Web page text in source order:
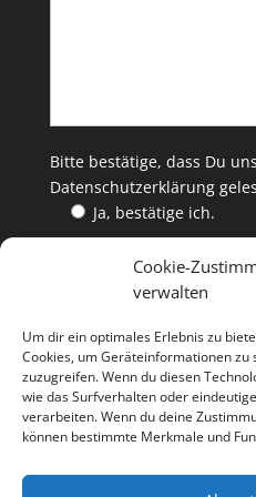
Cookie-
verwalten
Um dir ein optimales Erlebnis zu
Cookies, um Geräteinformationen
zuzugreifen. Wenn du diesen
wie das Surfverhalten oder
verarbeiten. Wenn du deine
können bestimmte Merkmale und
Bitte bestätige, dass Du
Datenschutzerklärung
Ja, bestätige ich.
Die ETHOS Edition Weine
Vorrat reicht bei allen
bestellung@ethos-wein.de